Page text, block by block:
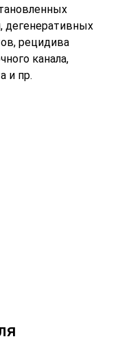
дегенеративных
рецидива
канала,
и пр.